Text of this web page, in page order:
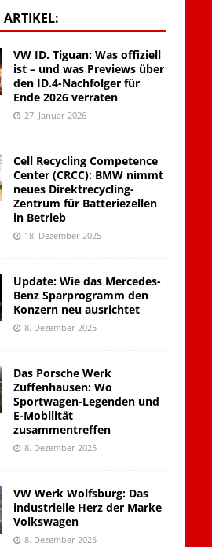
ARTIKEL:
VW ID. Tiguan: Was offiziell
ist – und was Previews über
den ID.4-Nachfolger für
Ende 2026 verraten
27. Januar 2026
Cell Recycling Competence
Center (CRCC): BMW nimmt
neues Direktrecycling-
Zentrum für Batteriezellen
in Betrieb
18. Dezember 2025
Update: Wie das Mercedes-
Benz Sparprogramm den
Konzern neu ausrichtet
8. Dezember 2025
Das Porsche Werk
Zuffenhausen: Wo
Sportwagen-Legenden und
E-Mobilität
zusammentreffen
8. Dezember 2025
VW Werk Wolfsburg: Das
industrielle Herz der Marke
Volkswagen
8. Dezember 2025